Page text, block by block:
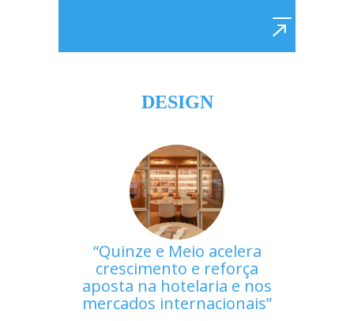
DESIGN
Quinze e Meio acelera
crescimento e reforça
aposta na hotelaria e nos
mercados internacionais